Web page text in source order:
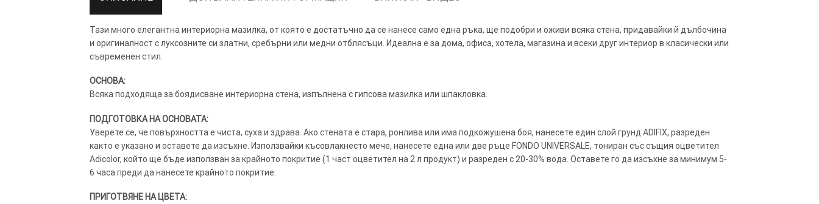
Тази много елегантна интериорна мазилка, от която е достатъчно да се нанесе само една ръка, ще подобри и оживи всяка стена, придавайки й дълбочина
и оригиналност с луксозните си златни, сребърни или медни отблясъци. Идеална е за дома, офиса, хотела, магазина и всеки друг интериор в класически или
съвременен стил.
ОСНОВА:
Всяка подходяща за боядисване интериорна стена, изпълнена с гипсова мазилка или шпакловка.
ПОДГОТОВКА НА ОСНОВАТА:
Уверете се, че повърхността е чиста, суха и здрава. Ако стената е стара, ронлива или има подкожушена боя, нанесете един слой грунд ADIFIX, разреден
както е указано и оставете да изсъхне. Използвайки късовлакнесто мече, нанесете една или две ръце FONDO UNIVERSALE, тониран със същия оцветител
Adicolor, който ще бъде използван за крайното покритие (1 част оцветител на 2 л продукт) и разреден с 20-30% вода. Оставете го да изсъхне за минимум 5-
6 часа преди да нанесете крайното покритие.
ПРИГОТВЯНЕ НА ЦВЕТА:
ОПЦИИ